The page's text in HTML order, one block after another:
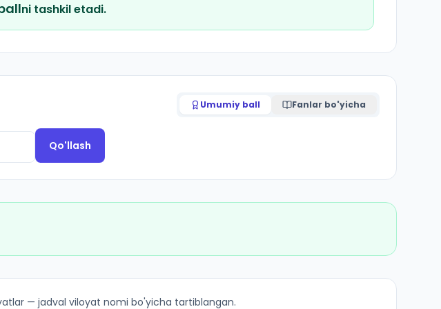
ni tashkil etadi.
Umumiy ball Fanlar bo'yicha
Qo'llash
kirish ballari va kvotalar
— jadval viloyat nomi bo'yicha tartiblangan.